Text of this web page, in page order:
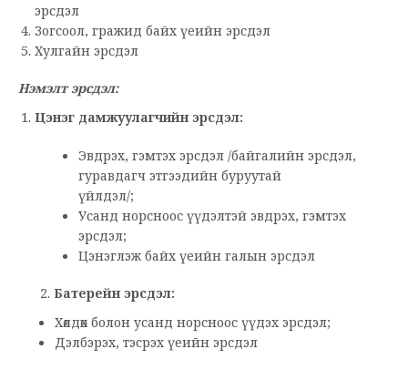
эрсдэл
Зогсоол, гражид байх үеийн эрсдэл
Хулгайн эрсдэл
Нэмэлт эрсдэл:
Цэнэг дамжуулагчийн эрсдэл:
Эвдрэх, гэмтэх эрсдэл /байгалийн эрсдэл,
гуравдагч этгээдийн буруутай
үйлдэл/;
Усанд норсноос үүдэлтэй эвдрэх, гэмтэх
эрсдэл;
Цэнэглэж байх үеийн галын эрсдэл
2. Батерейн эрсдэл:
Хөлдөх болон усанд норсноос үүдэх эрсдэл;
Дэлбэрэх, тэсрэх үеийн эрсдэл